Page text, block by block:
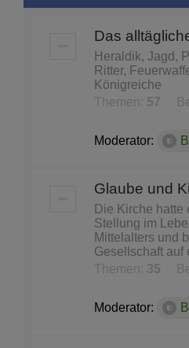
Das
Heraldik, Jagd,
Ritter,
Königreiche
Themen: 57
Moderator:
Glaube und
Die Kirche hatte
Stellung im
Mittelalters und
Gesellschaft auf
Themen: 35
Moderator: